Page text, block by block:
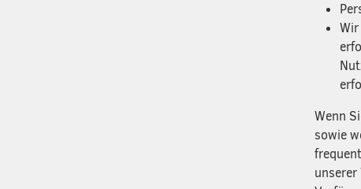
Wenn
sowie
unserer